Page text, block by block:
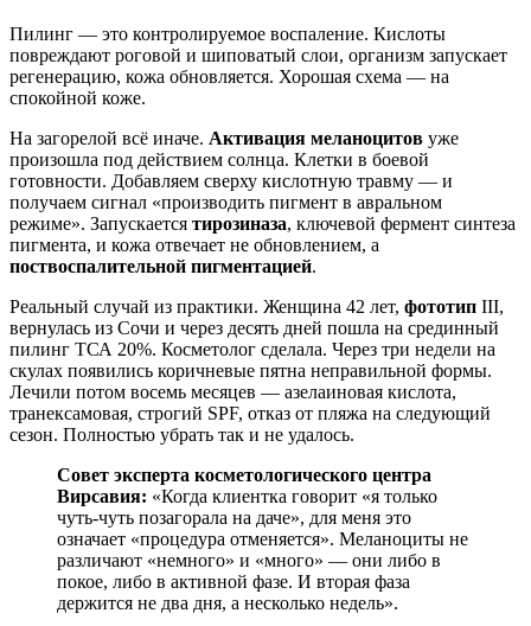
Пилинг — это контролируемое воспаление. Кислоты
повреждают роговой и шиповатый слои, организм запускает
регенерацию, кожа обновляется. Хорошая схема — на
спокойной коже.
На загорелой всё иначе. Активация меланоцитов уже
произошла под действием солнца. Клетки в боевой
готовности. Добавляем сверху кислотную травму — и
получаем сигнал «производить пигмент в авральном
режиме». Запускается тирозиназа, ключевой фермент синтеза
пигмента, и кожа отвечает не обновлением, а
поствоспалительной пигментацией.
Реальный случай из практики. Женщина 42 лет, фототип III,
вернулась из Сочи и через десять дней пошла на срединный
пилинг ТСА 20%. Косметолог сделала. Через три недели на
скулах появились коричневые пятна неправильной формы.
Лечили потом восемь месяцев — азелаиновая кислота,
транексамовая, строгий SPF, отказ от пляжа на следующий
сезон. Полностью убрать так и не удалось.
Совет эксперта косметологического центра
Вирсавия: «Когда клиентка говорит «я только
чуть-чуть позагорала на даче», для меня это
означает «процедура отменяется». Меланоциты не
различают «немного» и «много» — они либо в
покое, либо в активной фазе. И вторая фаза
держится не два дня, а несколько недель».